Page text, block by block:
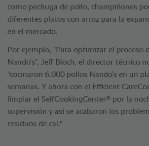
como pechuga de pollo, champiñones
diferentes platos con arroz para la
en el mercado.
Por ejemplo, "Para optimizar el proceso
Nando’s", Jeff Bloch, el director técnico
"cocinaron 6.000 pollos Nando’s en un
semanas. Y ahora con el Efficient
limpiar el SelfCookingCenter® por la
supervisión y así se acabaron los
residuos de cal."